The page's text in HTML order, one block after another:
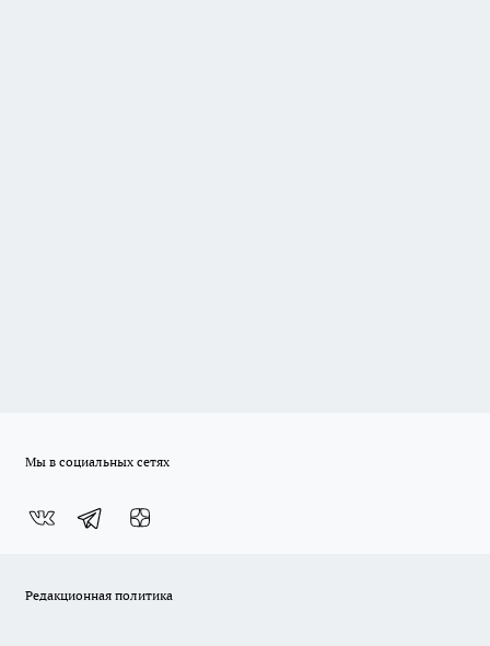
Мы в социальных сетях
Редакционная политика